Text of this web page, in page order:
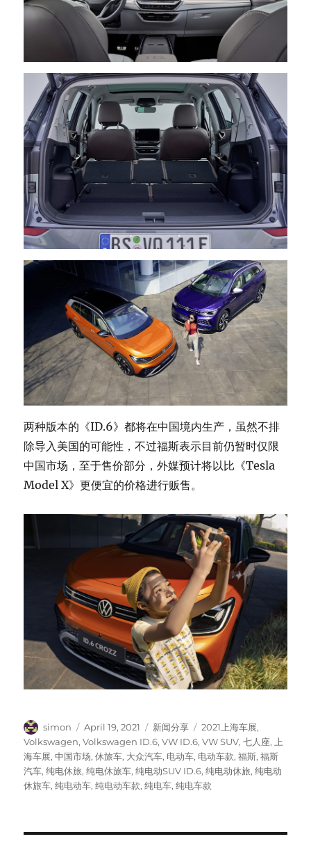
两种版本的《ID.6》都将在中国境内生产，虽然不排
除导入美国的可能性，不过福斯表示目前仍暂时仅限
中国市场，至于售价部分，外媒预计将以比《Tesla
Model X》更便宜的价格进行贩售。
Author
simon
Posted
on
April 19, 2021 Categories
新闻分享 Tags
2021上海车展,
Volkswagen,Volkswagen ID.6,VW ID.6,VW SUV,七人座,上
海车展,中国市场,休旅车, 大众汽车, 电动车, 电动车款,福斯,福斯
汽车,纯电休旅,纯电休旅车,纯电动SUV ID.6,纯电动休旅,纯电动
休旅车,纯电动车,纯电动车款,纯电车,纯电车款